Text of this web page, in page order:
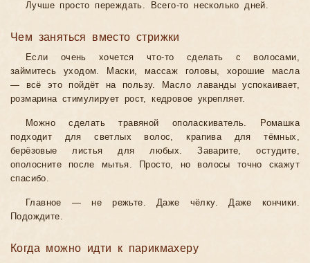
Лучше просто переждать. Всего-то несколько дней.
Чем заняться вместо стрижки
Если очень хочется что-то сделать с волосами,
займитесь уходом. Маски, массаж головы, хорошие масла
— всё это пойдёт на пользу. Масло лаванды успокаивает,
розмарина стимулирует рост, кедровое укрепляет.
Можно сделать травяной ополаскиватель. Ромашка
подходит для светлых волос, крапива для тёмных,
берёзовые листья для любых. Заварите, остудите,
ополосните после мытья. Просто, но волосы точно скажут
спасибо.
Главное — не режьте. Даже чёлку. Даже кончики.
Подождите.
Когда можно идти к парикмахеру